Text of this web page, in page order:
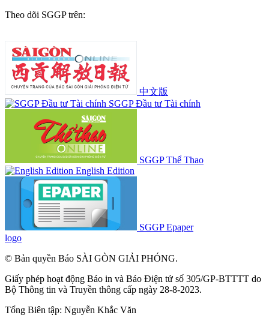
Theo dõi SGGP trên:
中文版
SGGP Đầu tư Tài chính
SGGP Thể Thao
English Edition
SGGP Epaper
logo
© Bản quyền Báo SÀI GÒN GIẢI PHÓNG.
Giấy phép hoạt động Báo in và Báo Điện tử số 305/GP-BTTTT do
Bộ Thông tin và Truyền thông cấp ngày 28-8-2023.
Tổng Biên tập: Nguyễn Khắc Văn